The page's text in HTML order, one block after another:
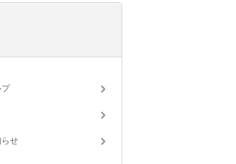
プ
せ